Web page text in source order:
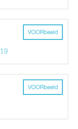
VOORbeeld
VOORbeeld